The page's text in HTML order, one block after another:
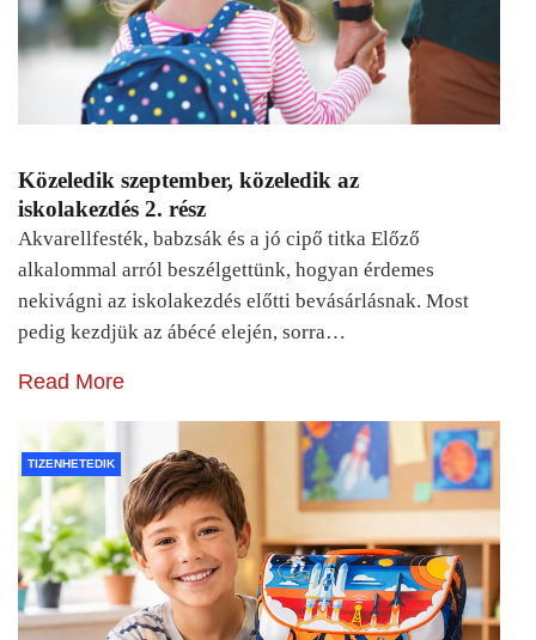
Közeledik szeptember, közeledik az
iskolakezdés 2. rész
Akvarellfesték, babzsák és a jó cipő titka Előző
alkalommal arról beszélgettünk, hogyan érdemes
nekivágni az iskolakezdés előtti bevásárlásnak. Most
pedig kezdjük az ábécé elején, sorra…
Read More
TIZENHETEDIK